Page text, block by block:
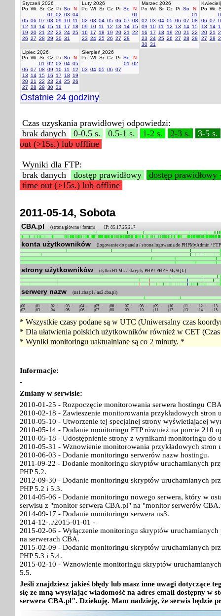
Styczeń 2026
Po Wt Śr Cz Pi So
N
01
02 03 04
05 06 07 08 09 10 11
12
13 14 15 16 17
18
19 20 21 22 23 24 25
26 27 28 29 30 31
Luty 2026
Po Wt Śr Cz Pi So
N
01
02 03 04 05 06 07 08
09
10 11 12 13 14 15
16
17 18 19 20 21
22
23 24 25 26 27 28
Marzec 2026
Po Wt Śr Cz Pi So
N
01
02 03 04 05 06 07 08
09
10 11 12 13 14 15
16
17 18 19 20 21
22
23 24 25 26 27 28 29
30 31
Po Wt
06 07
13
14
20 21
27 28
Lipiec 2026
Po Wt Śr Cz Pi So
N
01
02 03 04 05
06 07 08 09 10 11
12
13
14 15 16 17 18
19
20 21 22 23 24 25 26
27 28 29 30 31
Sierpień 2026
Po Wt Śr Cz Pi So
N
01
02
03 04 05 06 07
Ostatnie 24 godziny
Czas uzyskania prawidłowej odpowiedzi:
brak danych
0-0.5 s. 0.5-1 s. 1-2 s. 2-3 s.
3-5 s.
out (>15s.) lub offline
Wyniki dla FTP:
brak danych
dostęp prawidłowy
dostęp
time out (>15s.) lub offline
2011-05-14, Sobota
CBA.pl (strona główna / forum) IP: 85.17.25.217
konta użytkowników (logowanie do panelu / strona logowania do PHPMyAdmin /
strony użytkowników (tylko HTML / skrypty PHP / PHP + MySQL)
serwery nazw (ns1.cba.pl / ns2.cba.pl)
00 01 02 03 04 05 06 07 08 09 10 11 12
13
02
03 04 05 06 07 08 09 10 11 12 13 14 15
* Wszystkie czasy podane są w UTC (Uniwersalny czas
* Dla ułatwienia polskich użytkowników również w CET
* Wyniki monitoringu uaktualniane są co 2 minuty. *
Informacje:
-
Zmiany w serwisie:
2010-01-25 - Rozpoczęcie monitorowania serwera hostingu
2010-02-18 - Zawieszenie monitorowania przykładowych
2010-05-10 - Utworzenie tej specjalnej strony wyświetlającej
2010-05-14 - Dodanie monitoringu FTP również na porcie 210
2010-05-18 - Udostępnienie strony z wynikami monitoringu do
2010-05-31 - Wznowienie monitorowania przykładowych
2010-06-03 - Dodanie monitoringu serwerów nazw hostingu.
2011-09-22 - Dodanie monitoringu skryptów uruchamianych
PHP 5.2.
2012-09-30 - Dodanie monitoringu skryptów uruchamianych
PHP 5.2 i 5.3.
2014-05-06 - Dodanie monitoringu nowego serwera, który w
serwisu z "monitor serwera CBA.pl" na "monitor serwerów
2014-09-17 - Dodanie monitoringu serwera ns3.
2014-12-../2015-01-01 -
2015-02-06 - Wyłączenie monitoringu skryptów uruchamianych
na serwerach CBA.
2015-02-09 - Dodanie monitoringu skryptów uruchamianych
PHP 5.3 i 5.4.
2015-02-10 - Wznowienie monitoringu skryptów
5.5.
Jeśli znajdziesz jakieś błędy lub masz inne uwagi dotyczące
się ze mną wysyłając wiadomość na adres email dostępny
serwera CBA.pl". Dziekuję. Mam nadzieję, że serwis będzie